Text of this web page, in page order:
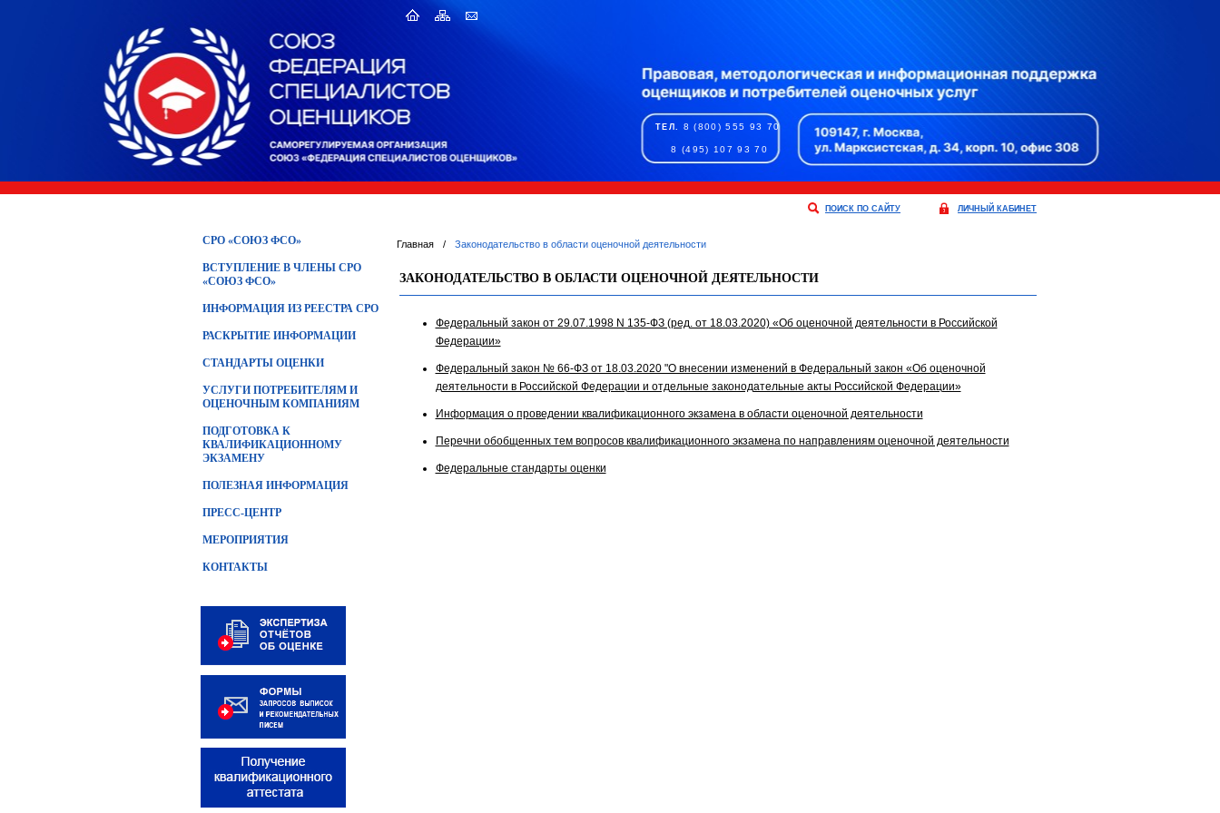
ТЕЛ. 8 (800) 555 93 70
8 (495) 107 93 70
ПОИСК ПО САЙТУ ЛИЧНЫЙ КАБИНЕТ
СРО «СОЮЗ ФСО»
ВСТУПЛЕНИЕ В ЧЛЕНЫ СРО
«СОЮЗ ФСО»
ИНФОРМАЦИЯ ИЗ РЕЕСТРА СРО
РАСКРЫТИЕ ИНФОРМАЦИИ
СТАНДАРТЫ ОЦЕНКИ
УСЛУГИ ПОТРЕБИТЕЛЯМ И
ОЦЕНОЧНЫМ КОМПАНИЯМ
ПОДГОТОВКА К
КВАЛИФИКАЦИОННОМУ
ЭКЗАМЕНУ
ПОЛЕЗНАЯ ИНФОРМАЦИЯ
ПРЕСС-ЦЕНТР
МЕРОПРИЯТИЯ
КОНТАКТЫ
Главная / Законодательство в области оценочной деятельности
ЗАКОНОДАТЕЛЬСТВО В ОБЛАСТИ ОЦЕНОЧНОЙ ДЕЯТЕЛЬНОСТИ
Федеральный закон от 29.07.1998 N 135-ФЗ (ред. от 18.03.2020) «Об оценочной деятельности в Российской
Федерации»
Федеральный закон № 66-ФЗ от 18.03.2020 "О внесении изменений в Федеральный закон «Об оценочной
деятельности в Российской Федерации и отдельные законодательные акты Российской Федерации»
Информация о проведении квалификационного экзамена в области оценочной деятельности
Перечни обобщенных тем вопросов квалификационного экзамена по направлениям оценочной деятельности
Федеральные стандарты оценки